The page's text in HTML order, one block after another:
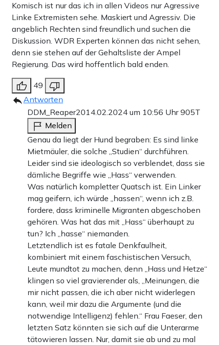
Komisch ist nur das ich in allen Videos nur Agressive
Linke Extremisten sehe. Maskiert und Agressiv. Die
angeblich Rechten sind freundlich und suchen die
Diskussion. WDR Experten können das nicht sehen,
denn sie stehen auf der Gehaltsliste der Ampel
Regierung. Das wird hoffentlich bald enden.
49
Antworten
DDM_Reaper2014.02.2024 um 10:56 Uhr905T
Melden
Genau da liegt der Hund begraben: Es sind linke
Mietmäuler, die solche „Studien“ durchführen.
Leider sind sie ideologisch so verblendet, dass sie
dämliche Begriffe wie „Hass“ verwenden.
Was natürlich kompletter Quatsch ist. Ein Linker
mag geifern, ich würde „hassen“, wenn ich z.B.
fordere, dass kriminelle Migranten abgeschoben
gehören. Was hat das mit „Hass“ überhaupt zu
tun? Ich „hasse“ niemanden.
Letztendlich ist es fatale Denkfaulheit,
kombiniert mit einem faschistischen Versuch,
Leute mundtot zu machen, denn „Hass und Hetze“
klingen so viel gravierender als, „Meinungen, die
mir nicht passen, die ich aber nicht widerlegen
kann, weil mir dazu die Argumente (und die
notwendige Intelligenz) fehlen.“ Frau Faeser, den
letzten Satz könnten sie sich auf die Unterarme
tätowieren lassen. Nur, damit sie ab und zu mal